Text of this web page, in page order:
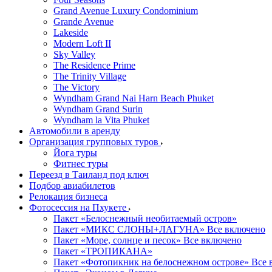
Grand Avenue Luxury Condominium
Grande Avenue
Lakeside
Modern Loft II
Sky Valley
The Residence Prime
The Trinity Village
The Victory
Wyndham Grand Nai Harn Beach Phuket
Wyndham Grand Surin
Wyndham la Vita Phuket
Автомобили в аренду
Организация групповых туров
Йога туры
Фитнес туры
Переезд в Таиланд под ключ
Подбор авиабилетов
Релокация бизнеса
Фотоcессия на Пхукете
Пакет «Белоснежный необитаемый остров»
Пакет «МИКС СЛОНЫ+ЛАГУНА» Все включено
Пакет «Море, солнце и песок» Все включено
Пакет «ТРОПИКАНА»
Пакет «Фотопикник на белоснежном острове» Все